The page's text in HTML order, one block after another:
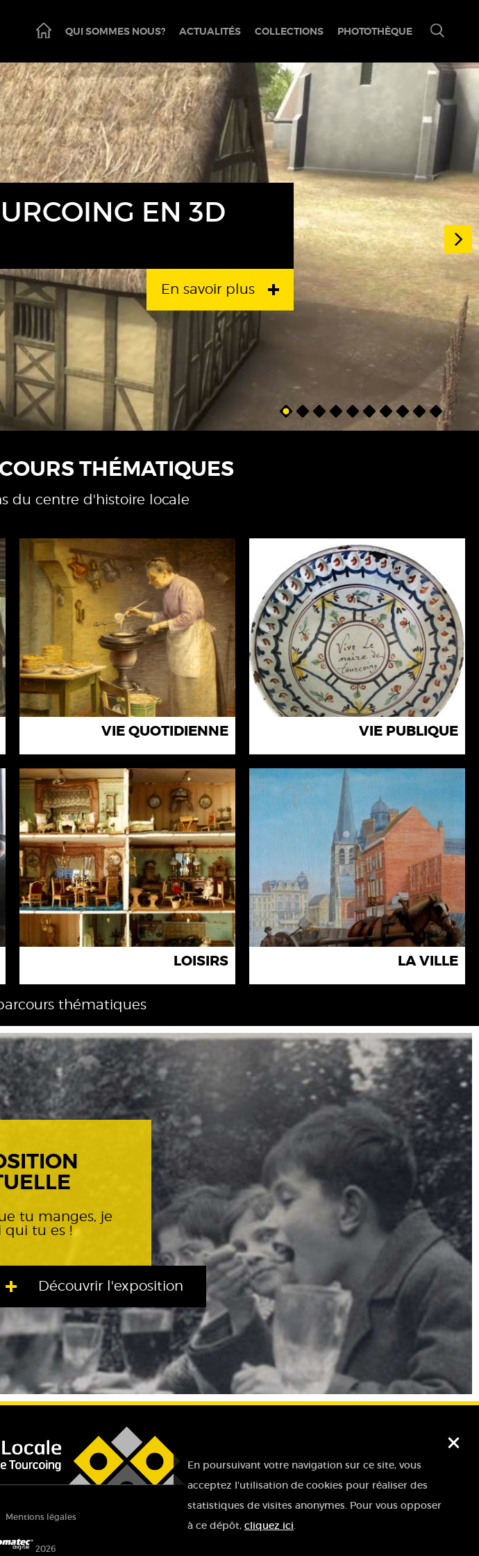
En poursuivant votre navigation sur ce site, vous
acceptez l'utilisation de cookies pour réaliser des
statistiques de visites anonymes. Pour vous opposer
à ce dépôt, cliquez ici.
PAGE
D'ACCUEIL
QUI SOMMES NOUS? ACTUALITÉS COLLECTIONS PHOTOTHÈQUE
de
recherche
EN 3D
En savoir plus
THÉMATIQUES
du centre d'histoire locale
VIE QUOTIDIENNE VIE PUBLIQUE
LOISIRS LA VILLE
thématiques
tu manges, je
qui tu es !
Découvrir l'exposition
Mentions légales
2026